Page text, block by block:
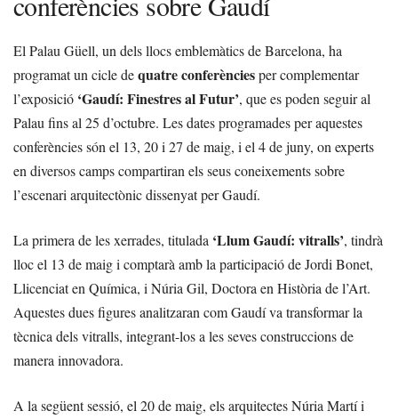
El Palau Güell, un dels llocs emblemàtics de Barcelona, ha
programat un cicle dequatre conferènciesper complementar
l’exposició ‘Gaudí: Finestres al Futur’, que es poden seguir al
Palau fins al 25 d’octubre. Les dates programades per aquestes
conferències són el 13, 20 i 27 de maig, i el 4 de juny, on experts
en diversos camps compartiran els seus coneixements sobre
l’escenari arquitectònic dissenyat per Gaudí.
La primera de les xerrades, titulada ‘Llum Gaudí: vitralls’, tindrà
lloc el 13 de maig i comptarà amb la participació de Jordi Bonet,
Llicenciat en Química, i Núria Gil, Doctora en Història de l’Art.
Aquestes dues figures analitzaran com Gaudí va transformar la
tècnica dels vitralls, integrant-los a les seves construccions de
manera innovadora.
A la següent sessió, el 20 de maig, els arquitectes Núria Martí i